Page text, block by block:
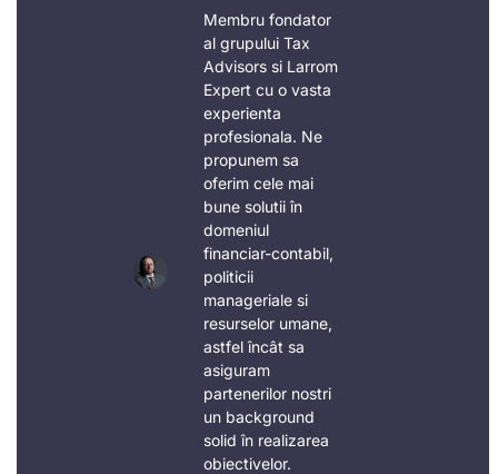
Membru fondator
al grupului Tax
Advisors si Larrom
Expert cu o vasta
experienta
profesionala. Ne
propunem sa
oferim cele mai
bune solutii în
domeniul
financiar-contabil,
politicii
manageriale si
resurselor umane,
astfel încât sa
asiguram
partenerilor nostri
un background
solid în realizarea
obiectivelor.